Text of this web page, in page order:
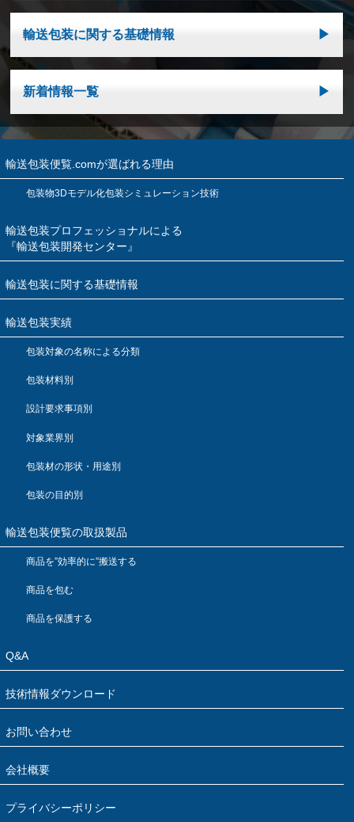
輸送包装に関する基礎情報
新着情報一覧
輸送包装便覧.comが選ばれる理由
包装物3Dモデル化包装シミュレーション技術
輸送包装プロフェッショナルによる
『輸送包装開発センター』
輸送包装に関する基礎情報
輸送包装実績
包装対象の名称による分類
包装材料別
設計要求事項別
対象業界別
包装材の形状・用途別
包装の目的別
輸送包装便覧の取扱製品
商品を”効率的に”搬送する
商品を包む
商品を保護する
Q&A
技術情報ダウンロード
お問い合わせ
会社概要
プライバシーポリシー